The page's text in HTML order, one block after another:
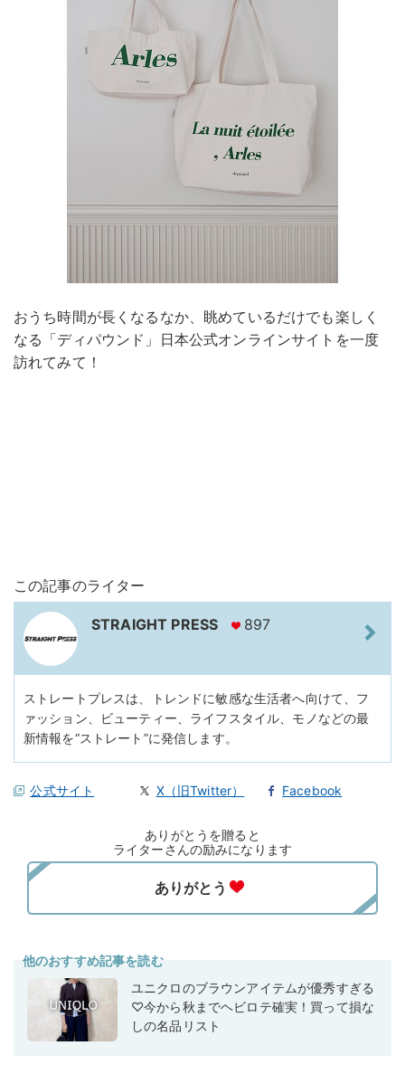
おうち時間が長くなるなか、眺めているだけでも楽しく
なる「ディパウンド」日本公式オンラインサイトを一度
訪れてみて！
この記事のライター
STRAIGHT PRESS 897
ストレートプレスは、トレンドに敏感な生活者へ向けて、フ
ァッション、ビューティー、ライフスタイル、モノなどの最
新情報を“ストレート”に発信します。
公式サイト X（旧Twitter） Facebook
ありがとうを贈ると
ライターさんの励みになります
他のおすすめ記事を読む
ユニクロのブラウンアイテムが優秀すぎる
♡今から秋までヘビロテ確実！買って損な
しの名品リスト